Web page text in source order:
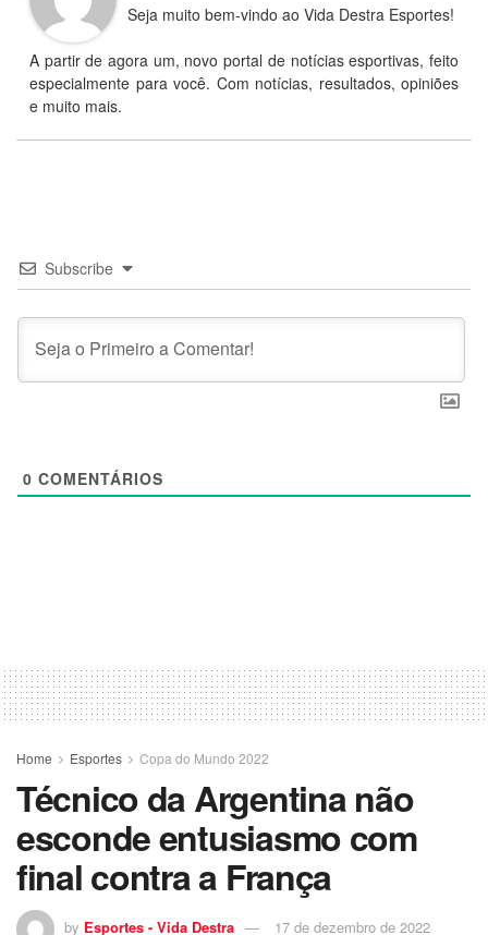
Seja muito bem-vindo ao Vida Destra Esportes!
A partir de agora um, novo portal de notícias esportivas, feito
especialmente para você. Com notícias, resultados, opiniões
e muito mais.
Subscribe
0 COMENTÁRIOS
Home Esportes Copa do Mundo 2022
Técnico da Argentina não
esconde entusiasmo com
final contra a França
by Esportes - Vida Destra 17 de dezembro de 2022